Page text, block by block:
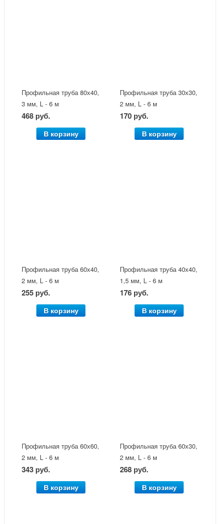
Профильная труба 80х40,
3 мм, L - 6 м
468 руб.
В корзину
Профильная труба 30х30,
2 мм, L - 6 м
170 руб.
В корзину
Профильная труба 60х40,
2 мм, L - 6 м
255 руб.
В корзину
Профильная труба 40х40,
1,5 мм, L - 6 м
176 руб.
В корзину
Профильная труба 60х60,
2 мм, L - 6 м
343 руб.
В корзину
Профильная труба 60х30,
2 мм, L - 6 м
268 руб.
В корзину